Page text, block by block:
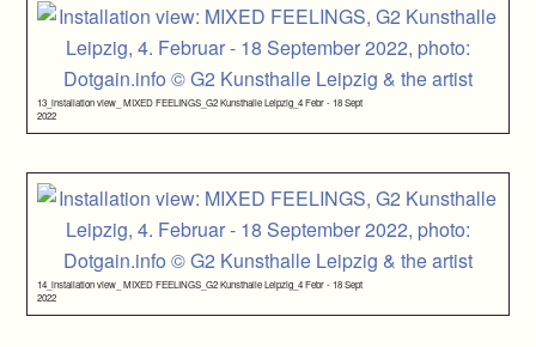
13_installation view_ MIXED FEELINGS_G2 Kunsthalle Leipzig_4 Febr - 18 Sept
2022
14_installation view_ MIXED FEELINGS_G2 Kunsthalle Leipzig_4 Febr - 18 Sept
2022